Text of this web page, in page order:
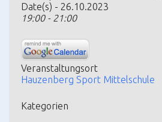
Training
(Hauzenberg)
Date(s) - 26.10.2023
19:00 - 21:00
Veranstaltungsort
Hauzenberg Sport Mittelschule
Kategorien